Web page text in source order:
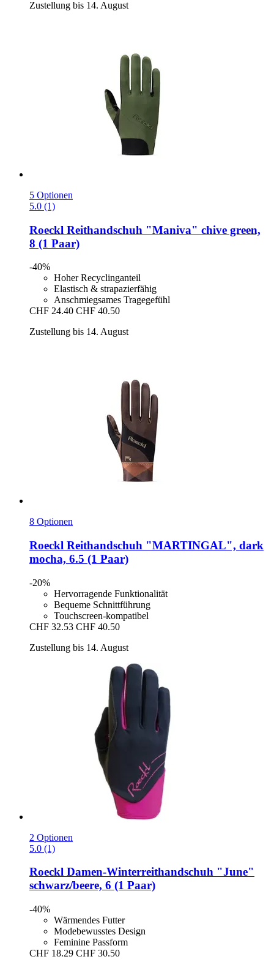
Zustellung bis 14. August
5 Optionen
5.0 (1)
Roeckl Reithandschuh "Maniva" chive green,
8 (1 Paar)
-40%
Hoher Recyclinganteil
Elastisch & strapazierfähig
Anschmiegsames Tragegefühl
CHF 24.40 CHF 40.50
Zustellung bis 14. August
8 Optionen
Roeckl Reithandschuh "MARTINGAL", dark
mocha, 6.5 (1 Paar)
-20%
Hervorragende Funktionalität
Bequeme Schnittführung
Touchscreen-kompatibel
CHF 32.53 CHF 40.50
Zustellung bis 14. August
2 Optionen
5.0 (1)
Roeckl Damen-​Winterreithandschuh "June"
schwarz/beere, 6 (1 Paar)
-40%
Wärmendes Futter
Modebewusstes Design
Feminine Passform
CHF 18.29 CHF 30.50